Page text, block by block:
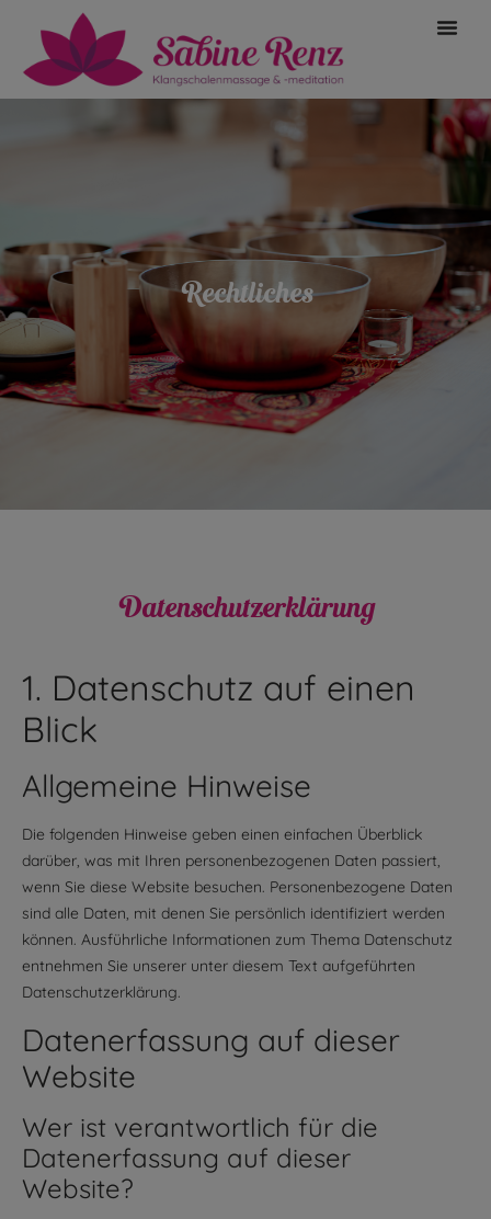
Rechtliches
Datenschutz­erklärung
1. Datenschutz auf einen
Blick
Allgemeine Hinweise
Die folgenden Hinweise geben einen einfachen Überblick
darüber, was mit Ihren personenbezogenen Daten passiert,
wenn Sie diese Website besuchen. Personenbezogene Daten
sind alle Daten, mit denen Sie persönlich identifiziert werden
können. Ausführliche Informationen zum Thema Datenschutz
entnehmen Sie unserer unter diesem Text aufgeführten
Datenschutzerklärung.
Datenerfassung auf dieser
Website
Wer ist verantwortlich für die
Datenerfassung auf dieser
Website?